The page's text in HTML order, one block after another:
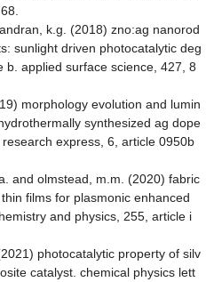
k.g. (2018) zno:ag nanorod
sunlight driven photocatalytic deg
b. applied surface science, 427, 8
morphology evolution and lumin
synthesized ag dope
express, 6, article 0950b
and olmstead, m.m. (2020) fabric
films for plasmonic enhanced
and physics, 255, article i
photocatalytic property of silv
catalyst. chemical physics lett